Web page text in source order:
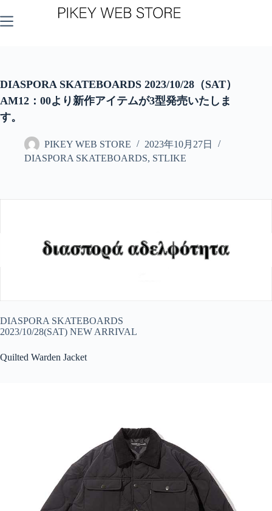
ン
ス
ッ
プ
DIASPORA SKATEBOARDS 2023/10/28（SAT）
AM12：00より新作アイテムが3型発売いたしま
す。
PIKEY WEB STORE
2023年10月27日
DIASPORA SKATEBOARDS, STLIKE
DIASPORA SKATEBOARDS
2023/10/28(SAT) NEW ARRIVAL
Quilted Warden Jacket